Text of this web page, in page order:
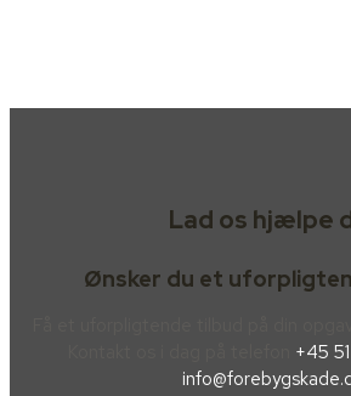
Lad os hjælpe
Ønsker du et
+45